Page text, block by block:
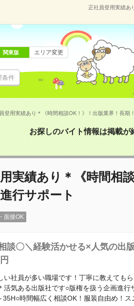
正社員登用実績あ
条件
関東版 エリア変更
登用実績あり＊《時間相談OK！》！出版業界！長期
お探しのバイト情報は掲載が
実績あり＊《時間相
行サポート
面接OK
談〇＼経験活かせる×人気の出
い社員が多い職場です！丁寧に教えても
活気ある出版社です○版権を扱う企画進
35H○時間幅広く相談OK！服装自由め！ス